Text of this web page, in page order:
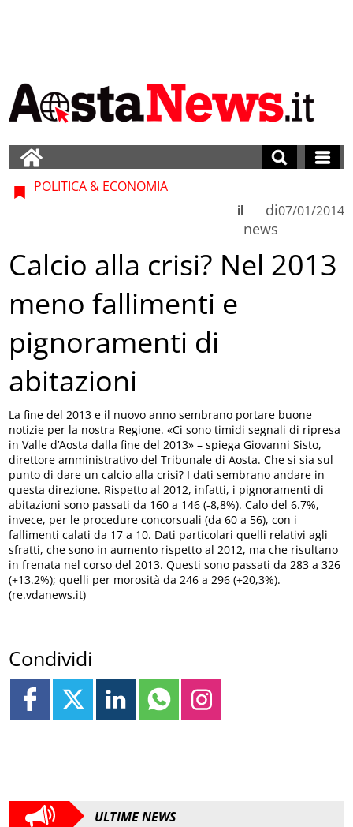
POLITICA & ECONOMIA
di
news
il 07/01/2014
Calcio alla crisi? Nel 2013
meno fallimenti e
pignoramenti di
abitazioni
La fine del 2013 e il nuovo anno sembrano portare buone
notizie per la nostra Regione. «Ci sono timidi segnali di ripresa
in Valle d’Aosta dalla fine del 2013» – spiega Giovanni Sisto,
direttore amministrativo del Tribunale di Aosta. Che si sia sul
punto di dare un calcio alla crisi? I dati sembrano andare in
questa direzione. Rispetto al 2012, infatti, i pignoramenti di
abitazioni sono passati da 160 a 146 (-8,8%). Calo del 6.7%,
invece, per le procedure concorsuali (da 60 a 56), con i
fallimenti calati da 17 a 10. Dati particolari quelli relativi agli
sfratti, che sono in aumento rispetto al 2012, ma che risultano
in frenata nel corso del 2013. Questi sono passati da 283 a 326
(+13.2%); quelli per morosità da 246 a 296 (+20,3%).
(re.vdanews.it)
Condividi
ULTIME NEWS